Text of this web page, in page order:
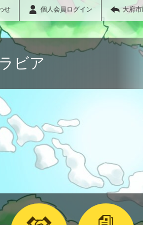
せ 個人会員ログイン 大府
ビア